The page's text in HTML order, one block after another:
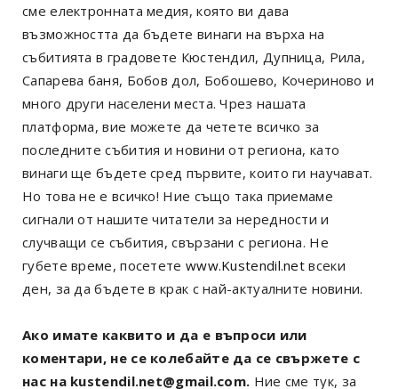
сме електронната медия, която ви дава
възможността да бъдете винаги на върха на
събитията в градовете Кюстендил, Дупница, Рила,
Сапарева баня, Бобов дол, Бобошево, Кочериново и
много други населени места. Чрез нашата
платформа, вие можете да четете всичко за
последните събития и новини от региона, като
винаги ще бъдете сред първите, които ги научават.
Но това не е всичко! Ние също така приемаме
сигнали от нашите читатели за нередности и
случващи се събития, свързани с региона. Не
губете време, посетете www.Kustendil.net всеки
ден, за да бъдете в крак с най-актуалните новини.
Ако имате каквито и да е въпроси или
коментари, не се колебайте да се свържете с
нас на kustendil.net@gmail.com. Ние сме тук, за